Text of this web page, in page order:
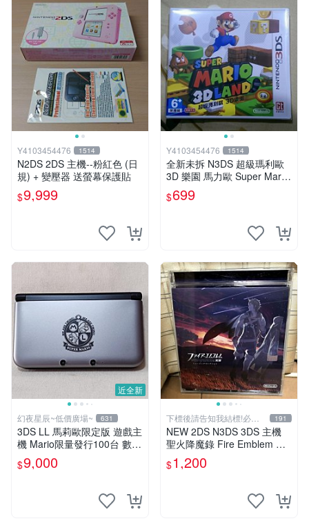
Y4103454476 1514
N2DS 2DS 主機--粉紅色 (日
規) + 變壓器 送螢幕保護貼
$9,999
Y4103454476 1514
全新未拆 N3DS 超級瑪利歐
3D 樂園 馬力歐 Super Mario
3D Land 中文版 台規機專用
$699
近全新
幻夜星辰~低價廣場~ 631
3DS LL 馬莉歐限定版 遊戲主
機 Mario限量發行100台 數量
超稀少 美品 BB0290
$9,000
下標後請告知我結標!必看
關於我
191
NEW 2DS N3DS 3DS 主機
聖火降魔錄 Fire Emblem 覺
醒 音樂CD 原聲精選集 日版
$1,200